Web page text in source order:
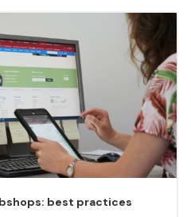
best practices